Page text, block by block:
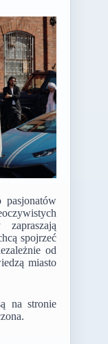
pasjonatów
spojrzeć
od
miasto
na stronie